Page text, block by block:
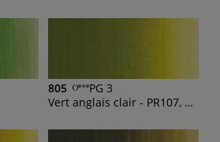
805
PG 3
Vert anglais clair - PR107, PW6, PG36, PO43